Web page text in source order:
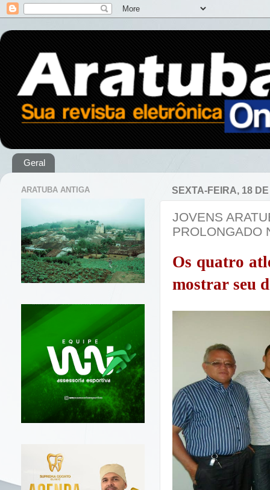
Geral
SEXTA-FEIRA, 18
JOVENS
PROLONGADO
Os quatro
mostrar seu
ARATUBA ANTIGA